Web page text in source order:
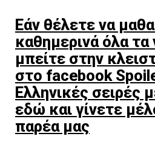
Εάν θέλετε να
καθημερινά όλα τα
μπείτε στην
στο facebook
Ελληνικές σειρές
εδώ και γίνετε
παρέα μας